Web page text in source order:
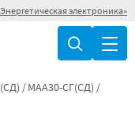
электроника»
МАА30-СГ(СД)